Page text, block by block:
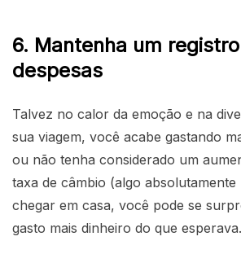
6. Mantenha um
despesas
Talvez no calor da emoção e na
sua viagem, você acabe gastando
ou não tenha considerado um
taxa de câmbio (algo
chegar em casa, você pode se
gasto mais dinheiro do que esperava.